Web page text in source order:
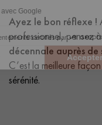
Ayez le bon réflexe !
professionnel, pensez
décennale auprès de
C’est la meilleure
sérénité.